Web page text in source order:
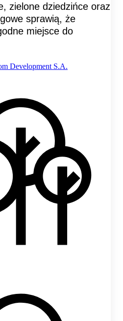
zielone dziedzińce oraz
sprawią, że
miejsce do
Development S.A.